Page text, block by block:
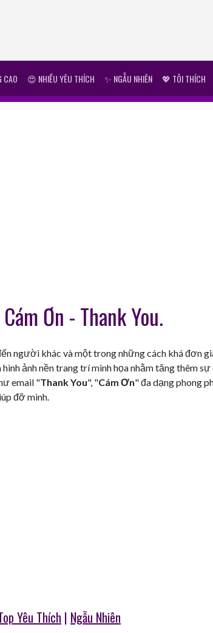
CAO 😍 NHIỀU YÊU THÍCH ✨ NGẪU NHIÊN 💖 TÔI THÍCH
Ơn - Thank You.
người khác và một trong những cách khá đơn
hình ảnh nền trang trí minh họa nhằm tăng thêm sự
email "Thank You", "Cám Ơn" đa dạng phong
đỡ mình.
Yêu Thích | Ngẫu Nhiên